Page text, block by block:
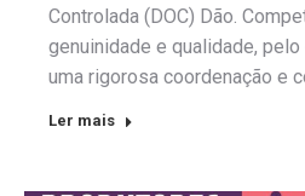
Controlada (DOC) Dão.
genuinidade e qualidade,
uma rigorosa coordenação e
Ler mais